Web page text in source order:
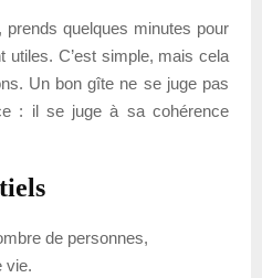
, prends quelques minutes pour
utiles. C’est simple, mais cela
Un bon gîte ne se juge pas
: il se juge à sa cohérence
de personnes,
vie.